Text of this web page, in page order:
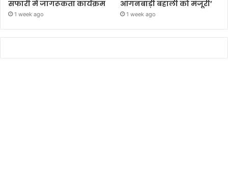
सफारी में जागरूकता कार्यक्रम
1 week ago
आंगनबाड़ी बहाली को मंजूरी’
1 week ago